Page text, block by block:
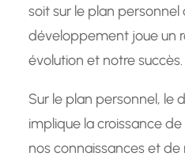
soit sur le plan personnel
développement joue un
évolution et notre succès.
Sur le plan personnel, le
implique la croissance
nos connaissances et